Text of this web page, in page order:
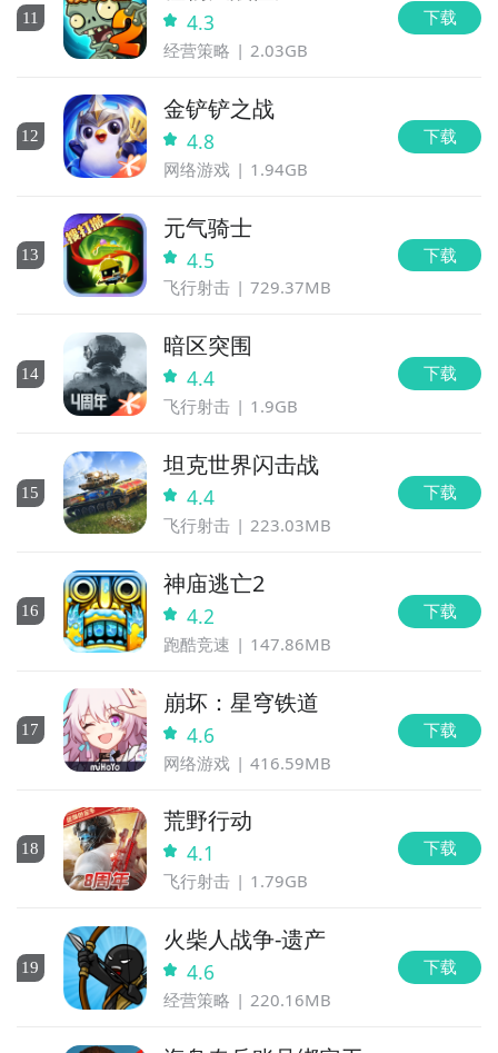
11 4.3
经营策略 2.03GB
下载
12
金铲铲之战
4.8
网络游戏 1.94GB
下载
13
元气骑士
4.5
飞行射击 729.37MB
下载
14
暗区突围
4.4
飞行射击 1.9GB
下载
15
坦克世界闪击战
4.4
飞行射击 223.03MB
下载
16
神庙逃亡2
4.2
跑酷竞速 147.86MB
下载
17
崩坏：星穹铁道
4.6
网络游戏 416.59MB
下载
18
荒野行动
4.1
飞行射击 1.79GB
下载
19
火柴人战争-遗产
4.6
经营策略 220.16MB
下载